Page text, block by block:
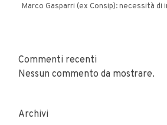
Marco Gasparri (ex Consip): necessità
Commenti recenti
Nessun commento da mostrare.
Archivi